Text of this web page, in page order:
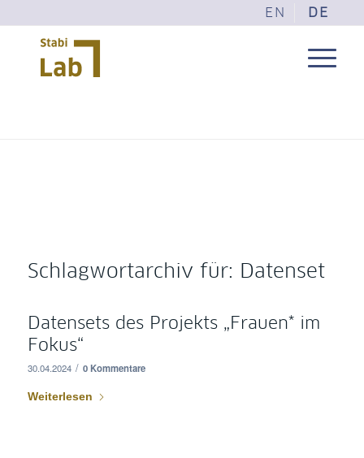
EN DE
Schlagwortarchiv für: Datenset
Datensets des Projekts „Frauen* im
Fokus“
30.04.2024 / 0 Kommentare
Weiterlesen